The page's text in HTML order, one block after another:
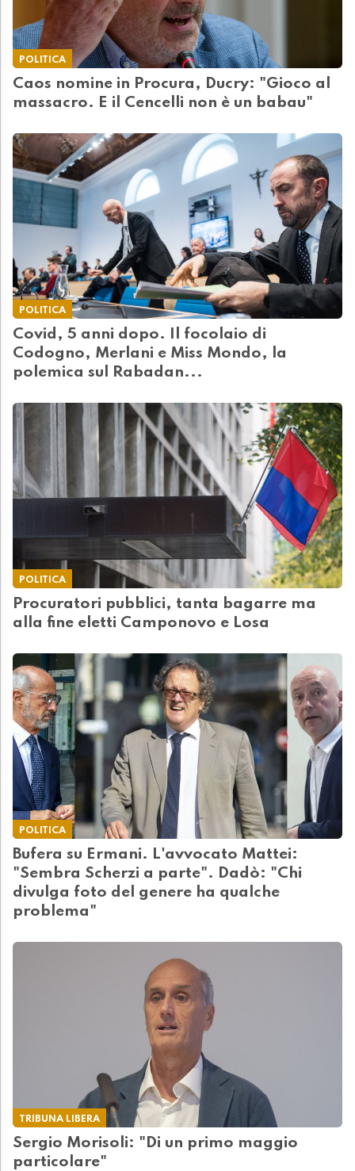
POLITICA
Caos nomine in Procura, Ducry: "Gioco al
massacro. E il Cencelli non è un babau"
POLITICA
Covid, 5 anni dopo. Il focolaio di
Codogno, Merlani e Miss Mondo, la
polemica sul Rabadan...
POLITICA
Procuratori pubblici, tanta bagarre ma
alla fine eletti Camponovo e Losa
POLITICA
Bufera su Ermani. L'avvocato Mattei:
"Sembra Scherzi a parte". Dadò: "Chi
divulga foto del genere ha qualche
problema"
TRIBUNA LIBERA
Sergio Morisoli: "Di un primo maggio
particolare"